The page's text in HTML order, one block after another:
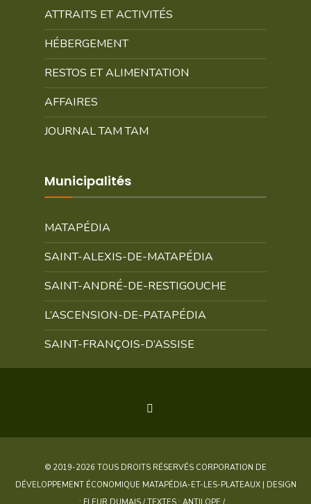
ATTRAITS ET ACTIVITÉS
HÉBERGEMENT
RESTOS ET ALIMENTATION
AFFAIRES
JOURNAL TAM TAM
Municipalités
MATAPÉDIA
SAINT-ALEXIS-DE-MATAPÉDIA
SAINT-ANDRÉ-DE-RESTIGOUCHE
L’ASCENSION-DE-PATAPÉDIA
SAINT-FRANÇOIS-D’ASSISE
© 2019-2026 TOUS DROITS RÉSERVÉS CORPORATION DE
DÉVELOPPEMENT ÉCONOMIQUE MATAPÉDIA-ET-LES-PLATEAUX | DESIGN